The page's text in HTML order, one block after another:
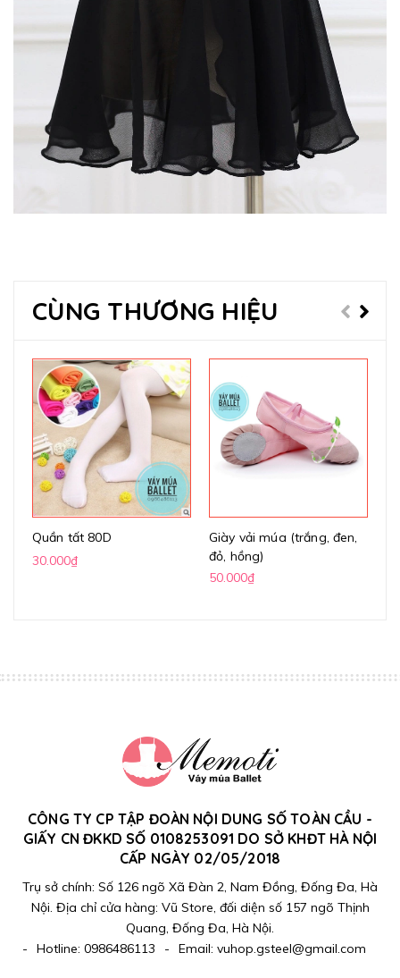
CÙNG THƯƠNG HIỆU
Quần tất 80D
30.000₫
Giày vải múa (trắng, đen,
đỏ, hồng)
50.000₫
CÔNG TY CP TẬP ĐOÀN NỘI DUNG SỐ TOÀN CẦU -
GIẤY CN ĐKKD SỐ 0108253091 DO SỞ KHĐT HÀ NỘI
CẤP NGÀY 02/05/2018
Trụ sở chính: Số 126 ngõ Xã Đàn 2, Nam Đồng, Đống Đa, Hà
Nội. Địa chỉ cửa hàng: Vũ Store, đối diện số 157 ngõ Thịnh
Quang, Đống Đa, Hà Nội.
-
Hotline: 0986486113 - Email: vuhop.gsteel@gmail.com